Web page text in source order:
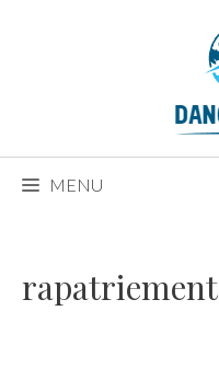
MENU
rapatriement